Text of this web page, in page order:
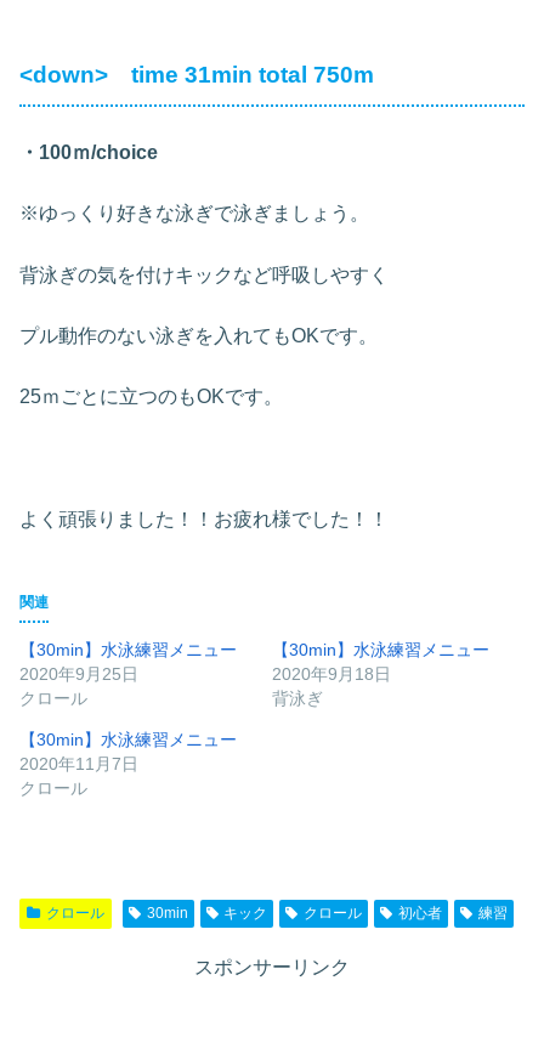
<down> time 31min total 750m
・100ｍ/choice
※ゆっくり好きな泳ぎで泳ぎましょう。
背泳ぎの気を付けキックなど呼吸しやすく
プル動作のない泳ぎを入れてもOKです。
25ｍごとに立つのもOKです。
よく頑張りました！！お疲れ様でした！！
関連
【30min】水泳練習メニュー
2020年9月25日
クロール
【30min】水泳練習メニュー
2020年9月18日
背泳ぎ
【30min】水泳練習メニュー
2020年11月7日
クロール
クロール 30min キック クロール 初心者 練習
スポンサーリンク